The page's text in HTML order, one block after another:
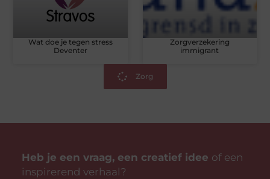
Wat doe je tegen stress
Deventer
Zorgverzekering
immigrant
Zorg
Heb je een vraag, een creatief idee of een
inspirerend verhaal?